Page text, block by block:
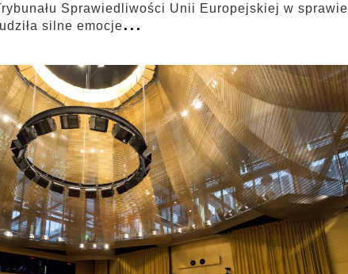
Sprawiedliwości Unii Europejskiej w sprawie
silne emocje...